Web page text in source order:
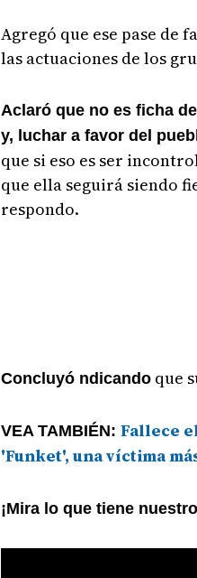
Agregó que ese pase
las actuaciones de los
Aclaró que no es ficha
y, luchar a favor del
que si eso es ser
que ella seguirá siendo
respondo.
Concluyó ndicandoque
VEA TAMBIÉN: Fallece
'Funket', una víctima
¡Mira lo que tiene